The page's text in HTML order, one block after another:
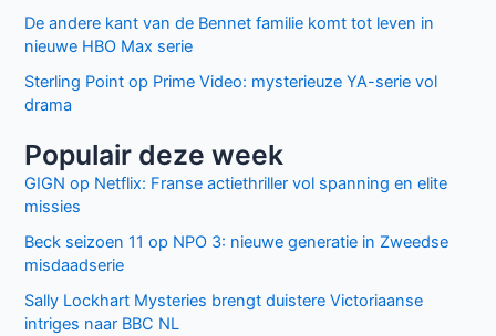
De andere kant van de Bennet familie komt tot leven in
nieuwe HBO Max serie
Sterling Point op Prime Video: mysterieuze YA-serie vol
drama
Populair deze week
GIGN op Netflix: Franse actiethriller vol spanning en elite
missies
Beck seizoen 11 op NPO 3: nieuwe generatie in Zweedse
misdaadserie
Sally Lockhart Mysteries brengt duistere Victoriaanse
intriges naar BBC NL